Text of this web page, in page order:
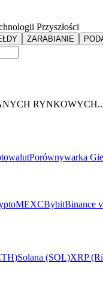
Przyszłości
ZARABIANIE
Porównywarka
MEXCBybitBinance
Solana (SOL)XRP